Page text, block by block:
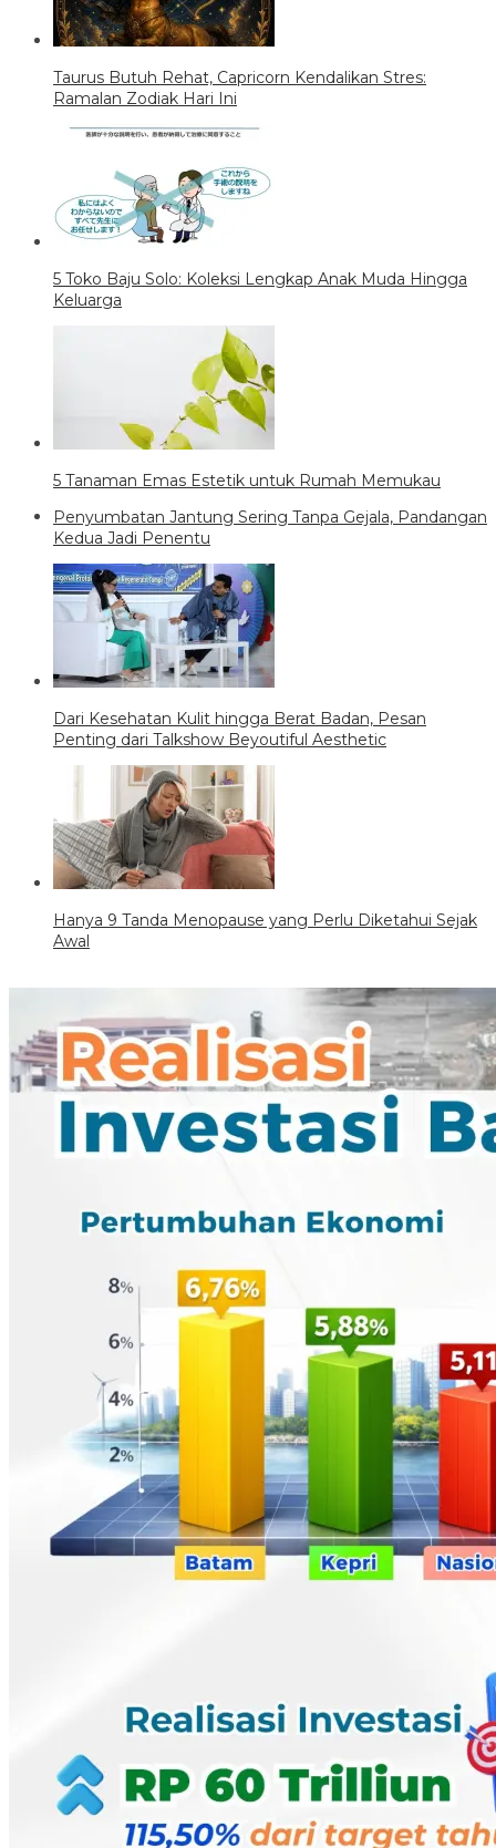
Taurus Butuh Rehat, Capricorn Kendalikan Stres:
Ramalan Zodiak Hari Ini
5 Toko Baju Solo: Koleksi Lengkap Anak Muda Hingga
Keluarga
5 Tanaman Emas Estetik untuk Rumah Memukau
Penyumbatan Jantung Sering Tanpa Gejala, Pandangan
Kedua Jadi Penentu
Dari Kesehatan Kulit hingga Berat Badan, Pesan
Penting dari Talkshow Beyoutiful Aesthetic
Hanya 9 Tanda Menopause yang Perlu Diketahui Sejak
Awal